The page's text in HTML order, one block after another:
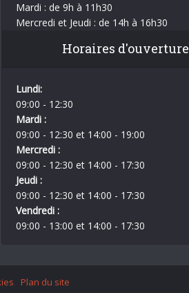
Mardi : de 9h à 11h30
Mercredi et Jeudi : de 14h à 16h30
Horaires d'ouverture
Lundi:
09:00 - 12:30
Mardi :
09:00 - 12:30 et 14:00 - 19:00
Mercredi :
09:00 - 12:30 et 14:00 - 17:30
Jeudi :
09:00 - 12:30 et 14:00 - 17:30
Vendredi :
09:00 - 13:00 et 14:00 - 17:30
Plan du site